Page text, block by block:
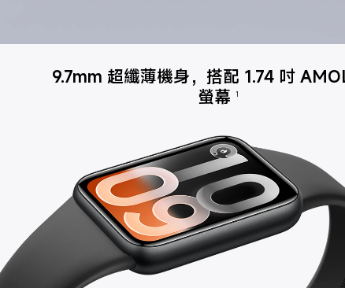
9.7mm 超纖薄機身，搭配 1.74 吋
螢幕 1